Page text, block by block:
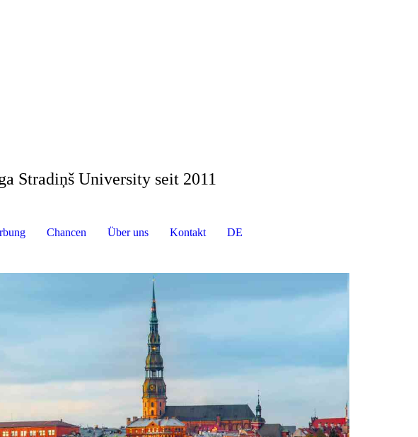
Stradiņš University seit 2011
Chancen Über uns Kontakt DE